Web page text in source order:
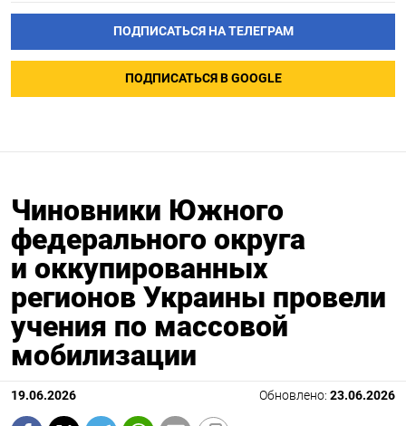
ПОДПИСАТЬСЯ НА ТЕЛЕГРАМ
ПОДПИСАТЬСЯ В GOOGLE
Чиновники Южного
федерального округа
и оккупированных
регионов Украины провели
учения по массовой
мобилизации
19.06.2026 Обновлено: 23.06.2026